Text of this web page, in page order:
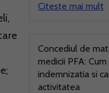
Citeste mai mult
Concediul de
medicii PFA:
indemnizatia si
activitatea